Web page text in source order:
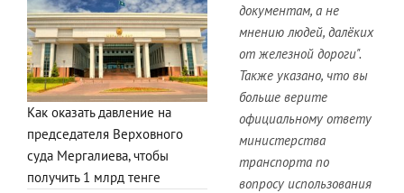
Как оказать давление на
председателя Верховного
суда Мергалиева, чтобы
получить 1 млрд тенге
документам, а не
мнению людей, далёких
от железной дороги".
Также указано, что вы
больше верите
официальному ответу
министерства
транспорта по
вопросу использования